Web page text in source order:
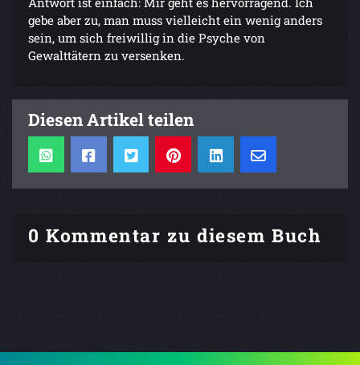
gebe aber zu, man muss vielleicht ein wenig anders
sein, um sich freiwillig in die Psyche von
Gewalttätern zu versenken.
Diesen Artikel teilen
0 Kommentar zu diesem Buch